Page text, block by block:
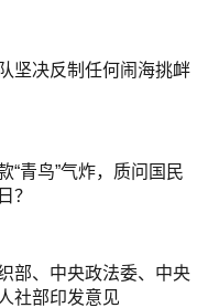
坚决反制任何闹海挑衅
“青鸟”气炸，质问国民
？
部、中央政法委、中央
社部印发意见